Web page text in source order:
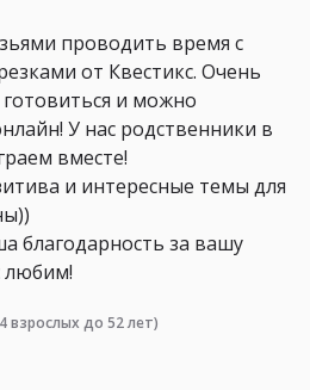
проводить время с
от Квестикс. Очень
и можно
У нас родственники в
вместе!
и интересные темы для
благодарность за вашу
любим!
взрослых до 52 лет)